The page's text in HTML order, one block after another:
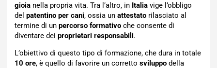
gioia nella propria vita. Tra l’altro, in Italia vige l’obbligo
del patentino per cani, ossia un attestato rilasciato al
termine di un percorso formativo che consente di
diventare dei proprietari responsabili.
L’obiettivo di questo tipo di formazione, che dura in totale
10 ore, è quello di favorire un corretto sviluppo della